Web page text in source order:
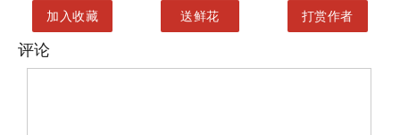
加入收藏 送鲜花 打赏作者
评论